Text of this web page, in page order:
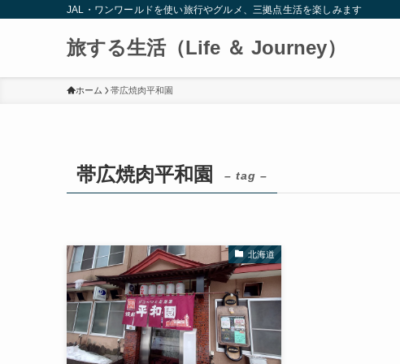
JAL・ワンワールドを使い旅行やグルメ、三拠点生活を楽しみます
旅する生活（Life ＆ Journey）
ホーム 帯広焼肉平和園
帯広焼肉平和園 – tag –
北海道